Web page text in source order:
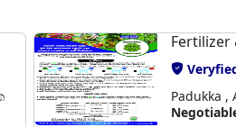
Fertilizer
Padukka